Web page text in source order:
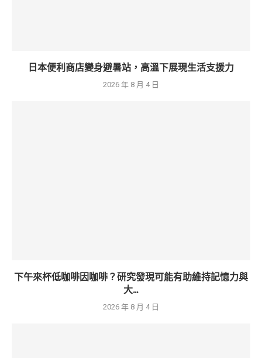
日本便利商店變身避暑站，高溫下展現生活支援力
2026 年 8 月 4 日
下午來杯低咖啡因咖啡？研究發現可能有助維持記憶力與
大...
2026 年 8 月 4 日